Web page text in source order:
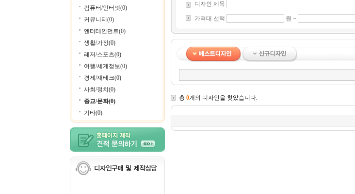
컴퓨터/인터넷(0)
커뮤니티(0)
엔터테인먼트(0)
생활/가정(0)
레저/스포츠(0)
여행/세계정보(0)
경제/재테크(0)
사회/정치(0)
종교/문화(0)
기타(0)
디자인 제목
가격대 선택 원 ~
총 0개의 디자인을 찾았습니다.